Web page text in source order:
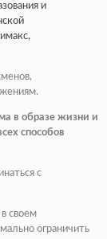
и
в образе жизни и
способов
с
своем
ограничить